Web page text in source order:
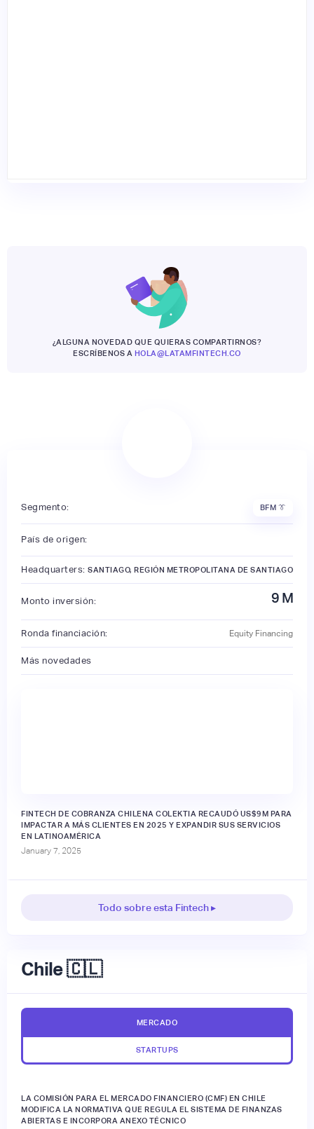
¿ALGUNA NOVEDAD QUE QUIERAS COMPARTIRNOS?
ESCRÍBENOS A HOLA@LATAMFINTECH.CO
Segmento: BFM 👔
País de origen:
Headquarters: SANTIAGO, REGIÓN METROPOLITANA DE SANTIAGO
Monto inversión: 9 M
Ronda financiación: Equity Financing
Más novedades
FINTECH DE COBRANZA CHILENA COLEKTIA RECAUDÓ US$9M PARA
IMPACTAR A MÁS CLIENTES EN 2025 Y EXPANDIR SUS SERVICIOS
EN LATINOAMÉRICA
January 7, 2025
Todo sobre esta Fintech ▸
Chile 🇨🇱
MERCADO
STARTUPS
LA COMISIÓN PARA EL MERCADO FINANCIERO (CMF) EN CHILE
MODIFICA LA NORMATIVA QUE REGULA EL SISTEMA DE FINANZAS
ABIERTAS E INCORPORA ANEXO TÉCNICO